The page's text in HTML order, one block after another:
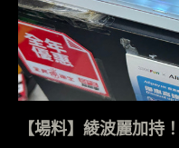
【場料】綾波麗加持